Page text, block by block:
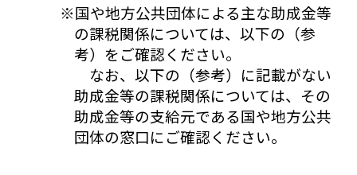
※国や地方公共団体による主な助成金等
の課税関係については、以下の（参
考）をご確認ください。
なお、以下の（参考）に記載がない
助成金等の課税関係については、その
助成金等の支給元である国や地方公共
団体の窓口にご確認ください。